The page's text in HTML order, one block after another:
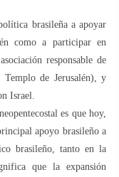
brasileña a apoyar
como a participar en
responsable de
de Jerusalén), y
Israel.
es que hoy,
apoyo brasileño a
brasileño, tanto en la
que la expansión